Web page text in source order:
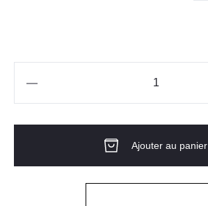
SERVICE
Ajouter au panier